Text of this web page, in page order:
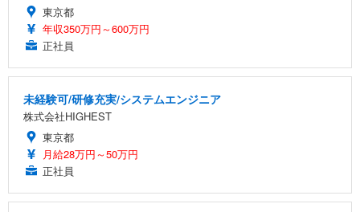
東京都
年収350万円～600万円
正社員
未経験可/研修充実/システムエンジニア
株式会社HIGHEST
東京都
月給28万円～50万円
正社員